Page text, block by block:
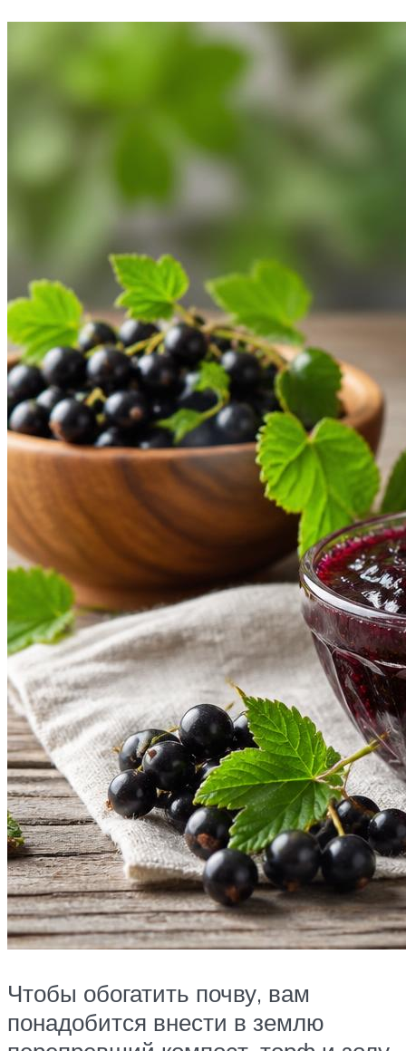
Чтобы обогатить почву, вам
понадобится внести в землю